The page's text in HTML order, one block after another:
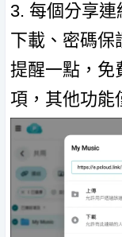
3. 每個分享連
下載、密碼保
提醒一點，免
項，其他功能